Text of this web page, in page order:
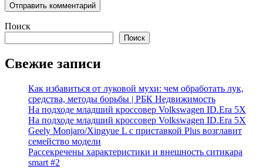
Поиск
Поиск
Свежие записи
Как избавиться от луковой мухи: чем обработать лук,
средства, методы борьбы | РБК Недвижимость
На подходе младший кроссовер Volkswagen ID.Era 5X
На подходе младший кроссовер Volkswagen ID.Era 5X
Geely Monjaro/Xingyue L с приставкой Plus возглавит
семейство модели
Рассекречены характеристики и внешность ситикара
smart #2